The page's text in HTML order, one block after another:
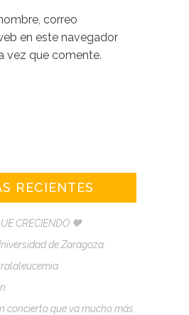
correo
en este navegador
vez que comente.
RECIENTES
CRECIENDO 🧡
de Zaragoza.
concierto que va mucho más